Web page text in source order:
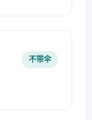
不带伞